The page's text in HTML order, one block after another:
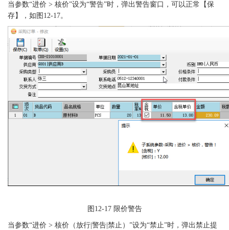
当参数“进价 > 核价”设为“警告”时，弹出警告窗口，可以正常【保
存】，如 图 12-17。
图 12-17 限价警告
当参数“进价 > 核价（放行|警告|禁止） ”设为“禁止”时，弹出禁止提